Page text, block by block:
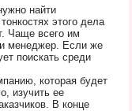
найти
этого дела
Чаще всего им
менеджер. Если же
поискать среди
которая будет
изучить ее
В конце